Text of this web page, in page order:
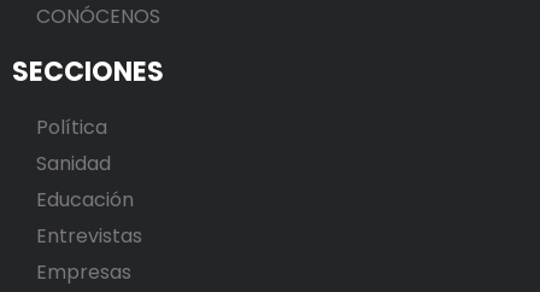
CONÓCENOS
SECCIONES
Política
Sanidad
Educación
Entrevistas
Empresas